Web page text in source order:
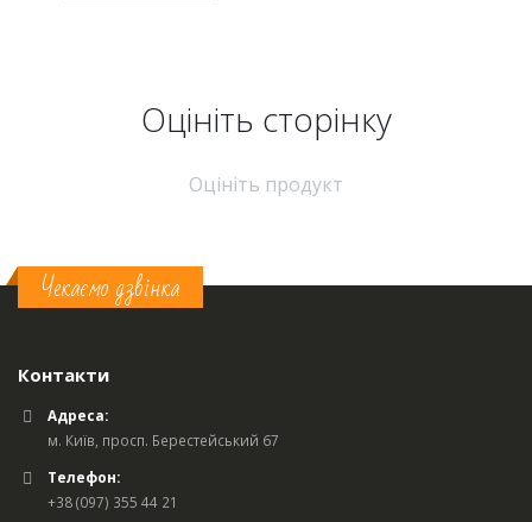
Оцініть cторінку
Оцініть продукт
Чекаємо дзвінка
Контакти
Адреса:
м. Київ, просп. Берестейський 67
Телефон:
+38 (097) 355 44 21